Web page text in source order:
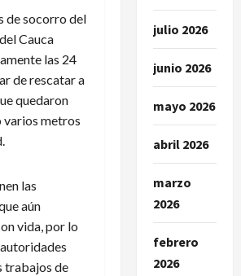
de socorro del
Cauca
las 24
de rescatar a
quedaron
metros
las
aún
vida, por lo
trabajos de
julio 2026
junio 2026
mayo 2026
abril 2026
marzo
2026
febrero
2026